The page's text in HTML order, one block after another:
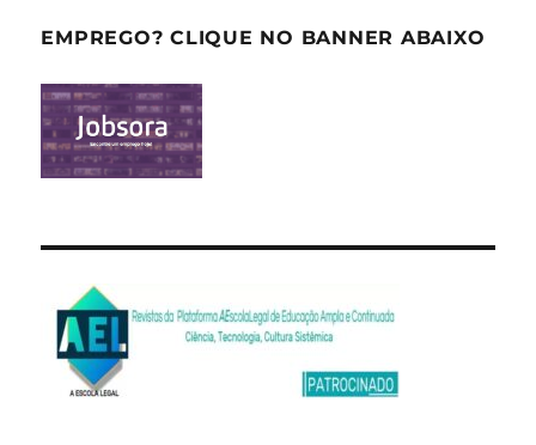
EMPREGO? CLIQUE NO BANNER ABAIXO